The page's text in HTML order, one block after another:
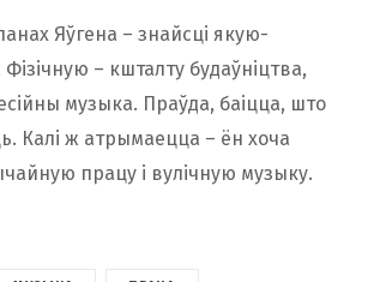
Яўгена – знайсці якую-
– кшталту будаўніцтва,
музыка. Праўда, баіцца, што
Калі ж атрымаецца – ён хоча
працу і вулічную музыку.